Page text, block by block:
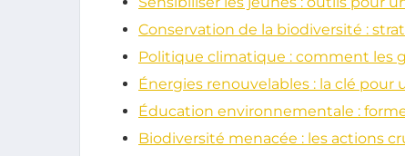
Conservation de la biodiversité :
Politique climatique : comment les
Énergies renouvelables : la clé
Éducation environnementale :
Biodiversité menacée : les actions